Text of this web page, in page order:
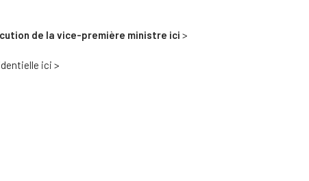
de la vice-première ministre ici >
ici >